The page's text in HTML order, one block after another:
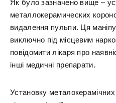
Як було зазначено вище –
металлокерамических
видалення пульпи. Ця
виключно під місцевим
повідомити лікаря про
інші медичні препарати.
Установку